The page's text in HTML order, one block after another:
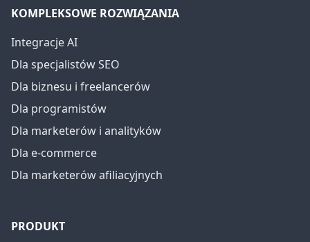
KOMPLEKSOWE ROZWIĄZANIA
Integracje AI
Dla specjalistów SEO
Dla biznesu i freelancerów
Dla programistów
Dla marketerów i analityków
Dla e-commerce
Dla marketerów afiliacyjnych
PRODUKT